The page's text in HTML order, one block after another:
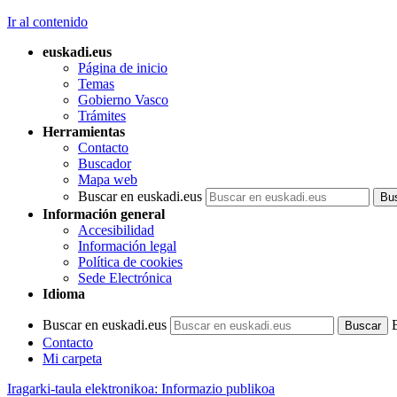
Ir al contenido
euskadi.eus
Página de inicio
Temas
Gobierno Vasco
Trámites
Herramientas
Contacto
Buscador
Mapa web
Buscar en euskadi.eus
Información general
Accesibilidad
Información legal
Política de cookies
Sede Electrónica
Idioma
Buscar en euskadi.eus
Contacto
Mi carpeta
Iragarki-taula elektronikoa: Informazio publikoa